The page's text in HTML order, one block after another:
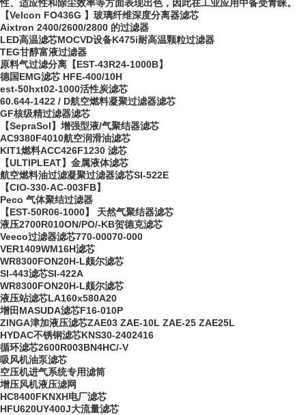
性、适应性和除尘效率等方面表现出色，因此在工业应用中备受青睐。
【Velcon FO436G 】玻璃纤维深度分离器滤芯
Aixtron 2400/2600/2800 的过滤器
LED高温滤芯MOCVD设备K475i耐高温颗粒过滤器
TEG甘醇富液过滤器
原料气过滤分离【EST-43R24-1000B】
德国EMG滤芯 HFE-400/10H
est-50hxt02-1000活性炭滤芯
60.644-1422 / D航空燃料凝聚过滤器滤芯
GF核级精过滤器滤芯
【SepraSol】增强型液/气聚结器滤芯
AC9380F4010航空润滑油滤芯
KIT1燃料ACC426F1230 滤芯
【ULTIPLEAT】金属液体滤芯
航空燃料油过滤凝聚过滤器滤芯SI-522E
【CIO-330-AC-003FB】
Peco 气体聚结过滤器
【EST-50R06-1000】 天然气聚结器滤芯
液压2700R010ON/PO/-KB贺德克滤芯
Veeco过滤器滤芯770-00070-000
VER1409WM16H滤芯
WR8300FON20H-L颇尔滤芯
SI-443滤芯SI-422A
WR8300FON20H-L颇尔滤芯
液压站滤芯LA160x580A20
增田MASUDA滤芯F16-010P
ZINGA津加液压滤芯ZAE03 ZAE-10L ZAE-25 ZAE25L
HYDAC不锈钢滤芯KNS30-2402416
循环滤芯2600R003BN4HC/-V
吸风机油泵滤芯
空压机进气系统专用滤筒
增压风机液压滤网
HC8400FKNXH电厂滤芯
HFU620UY400J大流量滤芯